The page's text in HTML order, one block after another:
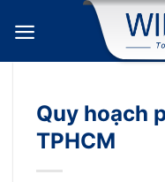
qua
nội
Quy hoạch
TPHCM